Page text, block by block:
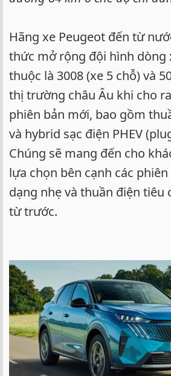
Hãng xe Peugeot đến từ
thức mở rộng đội hình dòng
thuộc là 3008 (xe 5 chỗ) và
thị trường châu Âu khi cho
phiên bản mới, bao gồm
và hybrid sạc điện PHEV
Chúng sẽ mang đến cho
lựa chọn bên cạnh các
dạng nhẹ và thuần điện tiêu
từ trước.